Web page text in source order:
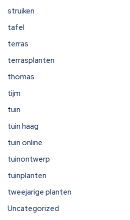
struiken
tafel
terras
terrasplanten
thomas
tijm
tuin
tuin haag
tuin online
tuinontwerp
tuinplanten
tweejarige planten
Uncategorized